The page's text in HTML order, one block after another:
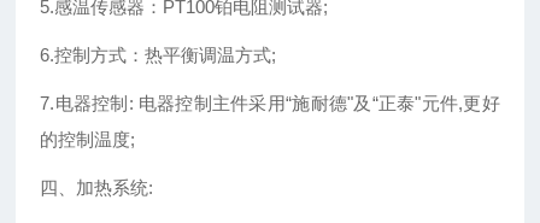
5.感温传感器：PT100铂电阻测试器;
6.控制方式：热平衡调温方式;
7.电器控制: 电器控制主件采用“施耐德"及“正泰"元件,更好
的控制温度;
四、加热系统: